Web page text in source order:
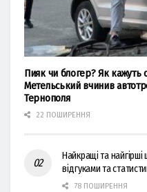
Пияк чи блогер? Як кажуть
Метельський вчинив
Тернополя
22 ПОШИРЕННЯ
Найкращі та
відгуками та
78 ПОШИРЕННЯ